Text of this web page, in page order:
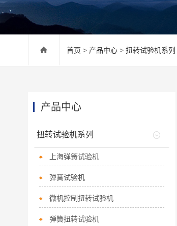
首页 > 产品中心 > 扭转试验机系列
产品中心
扭转试验机系列
上海弹簧试验机
弹簧试验机
微机控制扭转试验机
弹簧扭转试验机